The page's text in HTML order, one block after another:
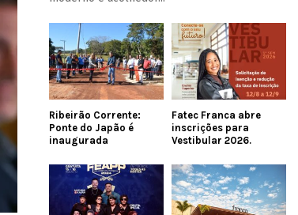
Ribeirão Corrente:
Ponte do Japão é
inaugurada
Fatec Franca abre
inscrições para
Vestibular 2026.